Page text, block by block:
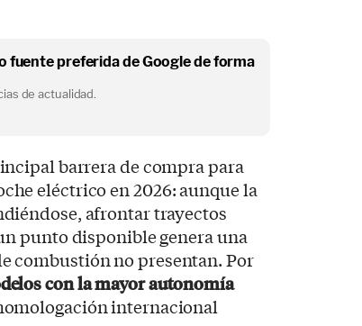
fuente preferida de Google de forma
de actualidad.
barrera de compra para
eléctrico en 2026: aunque la
afrontar trayectos
punto disponible genera una
combustión no presentan. Por
con la mayor autonomía
internacional